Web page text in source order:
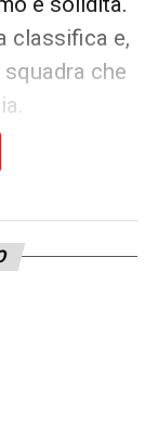
classifica e,
che
NEWS